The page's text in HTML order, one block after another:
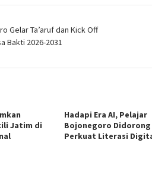
Gelar Ta’aruf dan Kick Off
Bakti 2026-2031
Jatim di
Hadapi Era AI, Pelajar
Bojonegoro Didorong
Perkuat Literasi